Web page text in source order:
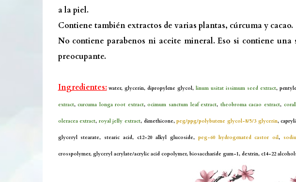
a la piel.
Contiene también extractos de varias plantas, cúrcuma y cacao.
No contiene parabenos ni aceite mineral. Eso si contiene una
preocupante.
Ingredientes: water, glycerin, dipropylene glycol,linum usitat issimum seed extract,
extract,curcuma longa root extract,ocimum sanctum leaf extract, theobroma cacao extract,
oleracea extract, royal jelly extract, dimethicone,peg/ppg/polybutene glycol-8/5/3 glycerin,
glyceryl stearate, stearic acid, c12-20 alkyl glucoside,peg-60 hydrogenated castor oil,
crosspolymer, glyceryl acrylate/acrylic acid copolymer, biosaccharide gum-1, dextrin, c14-22